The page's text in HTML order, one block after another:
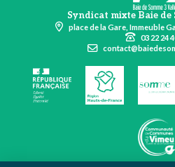
Syndicat mixte Baie de
place de la Gare, Immeuble
03 22 24